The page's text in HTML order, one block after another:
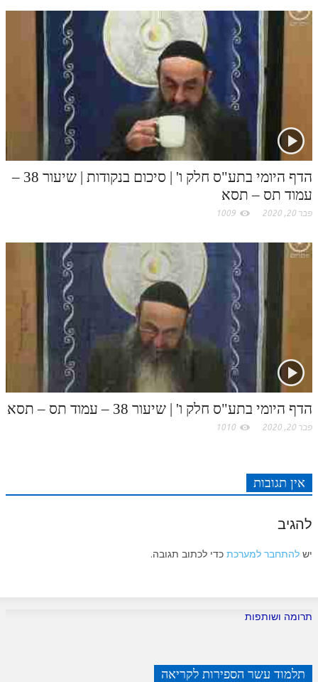
הדף היומי בתע"ס חלק ו' | סיכום בנקודות | שיעור 38 –
עמוד תס – תסא
פבר 20, 2020 1009
הדף היומי בתע"ס חלק ו' | שיעור 38 – עמוד תס – תסא
פבר 20, 2020 1010
אין תגובות
להגיב
יש להתחבר למערכת כדי לכתוב תגובה.
תרומה ושותפות
תלמוד עשר הספירות לקריאה